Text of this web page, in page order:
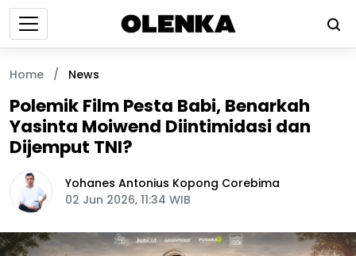
Home / News
Polemik Film Pesta Babi, Benarkah
Yasinta Moiwend Diintimidasi dan
Dijemput TNI?
Yohanes Antonius Kopong Corebima
02 Jun 2026, 11:34 WIB